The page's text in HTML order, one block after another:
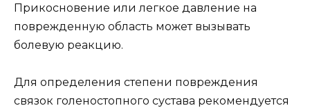
Прикосновение или легкое давление на
поврежденную область может вызывать
болевую реакцию.
Для определения степени повреждения
связок голеностопного сустава рекомендуется